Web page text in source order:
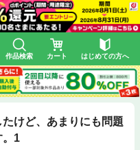
作品検索 カート はじめての方へ
けど、あまりにも問題
。1